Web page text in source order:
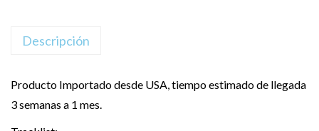
Descripción
Producto Importado desde USA, tiempo estimado de llegada
3 semanas a 1 mes.